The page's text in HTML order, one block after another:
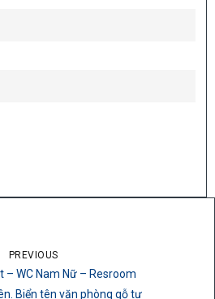
PREVIOUS
– WC Nam Nữ – Resroom
Biển tên văn phòng gỗ tự